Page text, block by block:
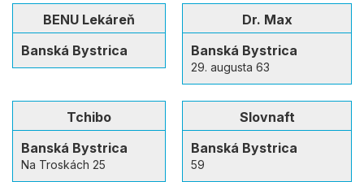
BENU Lekáreň
Banská Bystrica
Dr. Max
Banská Bystrica
29. augusta 63
Tchibo
Banská Bystrica
Na Troskách 25
Slovnaft
Banská Bystrica
59